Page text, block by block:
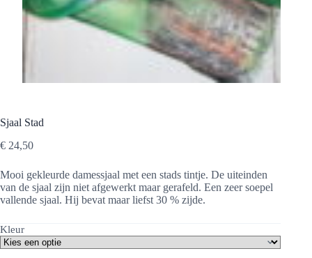
Sjaal Stad
€ 24,50
Mooi gekleurde damessjaal met een stads tintje. De uiteinden
van de sjaal zijn niet afgewerkt maar gerafeld. Een zeer soepel
vallende sjaal. Hij bevat maar liefst 30 % zijde.
Kleur